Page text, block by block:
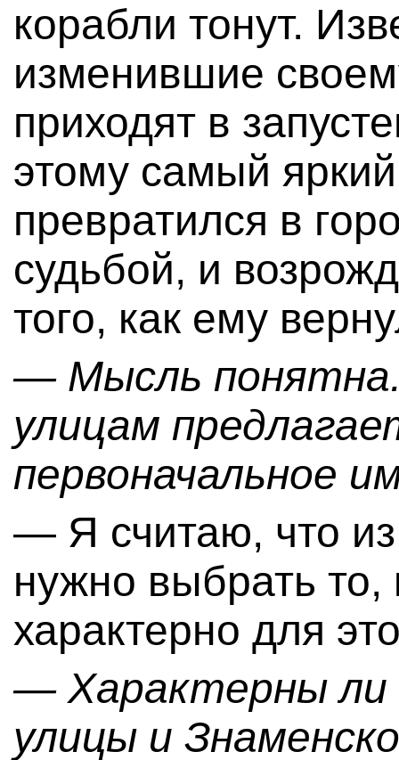
корабли тонут.
изменившие
приходят в
этому самый
превратился в
судьбой, и
того, как ему
— Мысль понятна.
улицам
первоначальное
— Я считаю, что
нужно выбрать то,
характерно для
— Характерны ли
улицы и